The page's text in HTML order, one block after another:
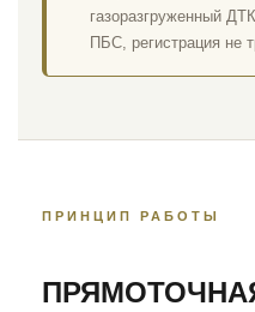
газоразгруженный
ПБС, регистрация не
ПРИНЦИП РАБОТЫ